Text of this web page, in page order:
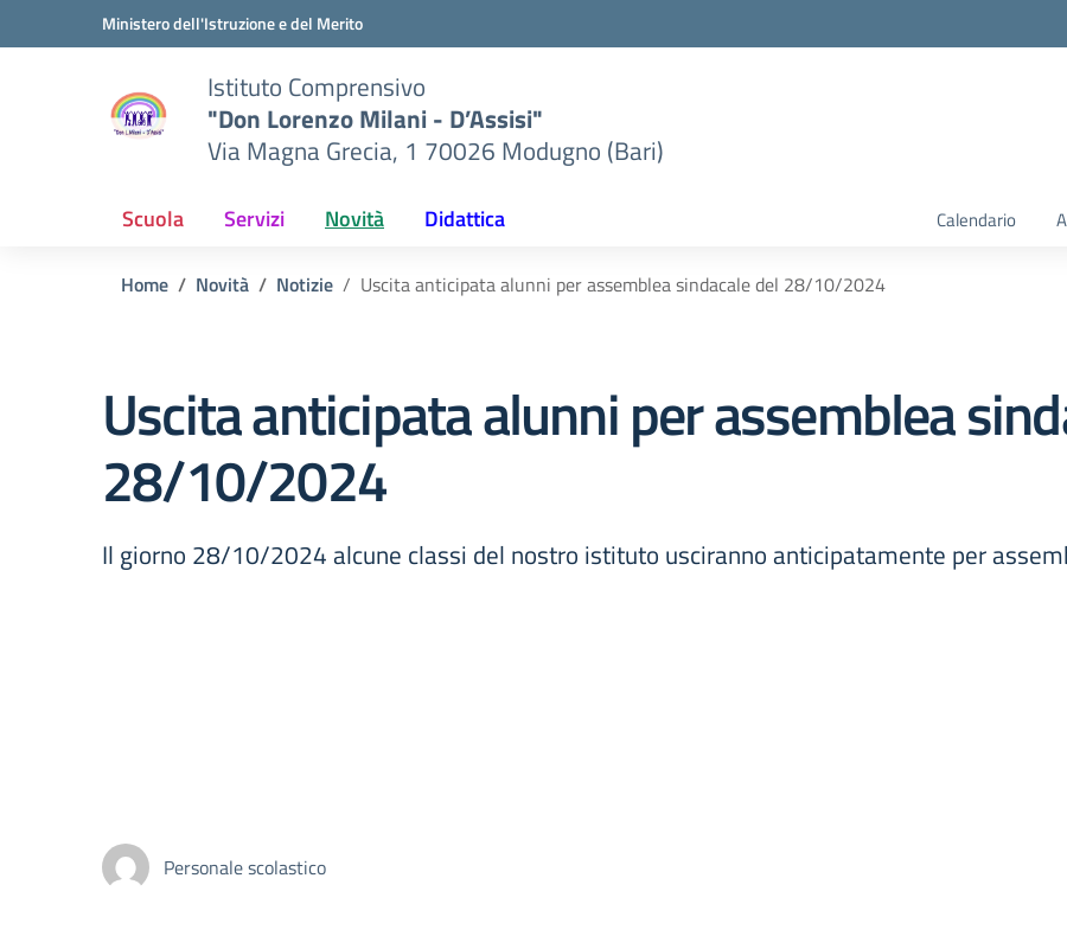
Vai ai contenuti
Vai al menu di navigazioneMinistero dell'Istruzione e del Merito
Istituto Comprensivo
"Don Lorenzo Milani - D’Assisi"
Via Magna Grecia, 1 70026 Modugno (Bari)
Scuola Servizi Novità Didattica Calendario
Home Novità Notizie Uscita anticipata alunni per assemblea sindacale del 28/10/2024
Uscita anticipata alunni per assemblea
28/10/2024
Il giorno 28/10/2024 alcune classi del nostro istituto usciranno anticipatamente per
Personale scolastico